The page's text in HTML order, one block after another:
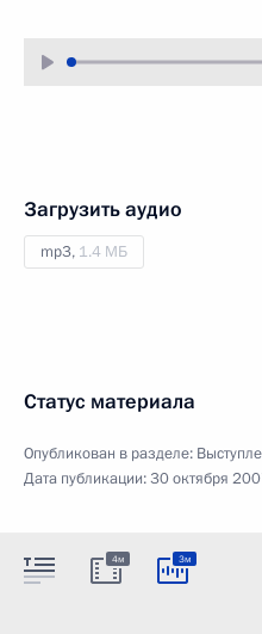
Загрузить аудио
mp3, 1.4 МБ
Статус материала
Опубликован в разделе:
Дата публикации:30 октября
4м 3м